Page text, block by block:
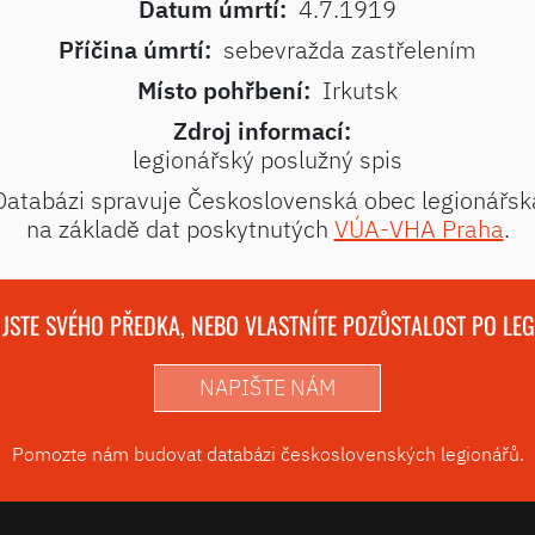
Datum úmrtí: 4.7.1919
Příčina úmrtí: sebevražda zastřelením
Místo pohřbení: Irkutsk
Zdroj informací:
legionářský poslužný spis
spravuje Československá obec
na základě dat poskytnutých VÚA-VHA Praha.
SVÉHO PŘEDKA, NEBO VLASTNÍTE POZŮSTALOST PO
NAPIŠTE NÁM
Pomozte nám budovat databázi československých legionářů.